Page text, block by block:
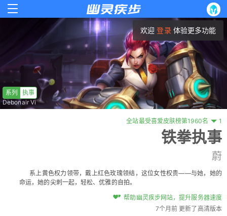
欢迎 登录 体验更多功能
Debonair Vi
系列 执事
1
全站最受喜爱皮肤榜第1960名
铁拳执事
蔚
系上黄色权力领带，戴上红色玫瑰领结，这位女性权贵——与她，她的
命运，她的尖刺一起，轻松、优雅的自拍。
帮助幽灵疾步网站，提升服务器速度
7个月前 更新了高清版本